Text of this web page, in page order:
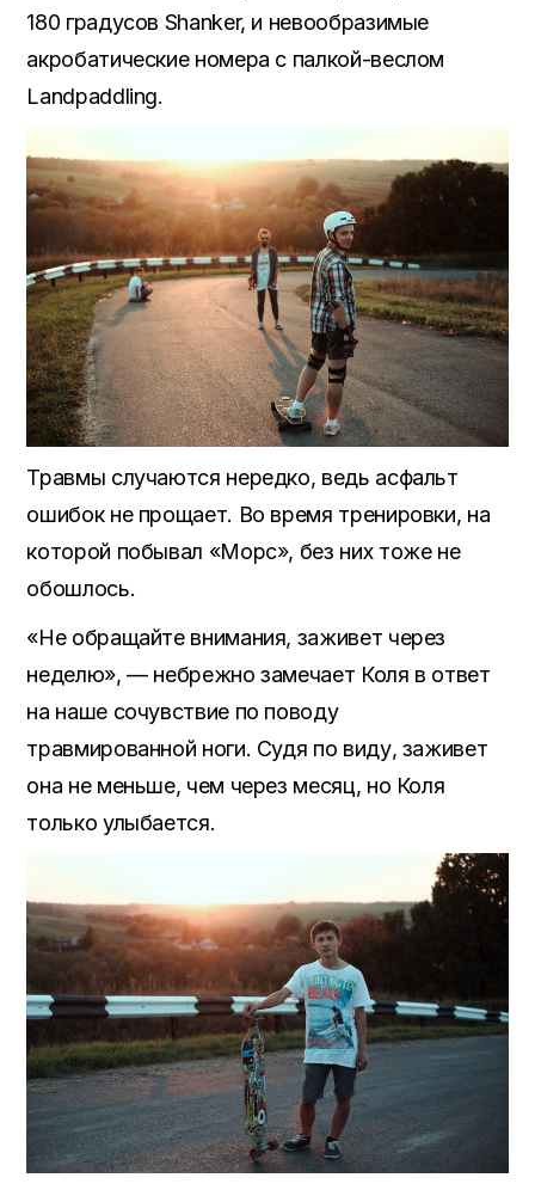
180 градусов Shanker, и невообразимые
акробатические номера с палкой-веслом
Landpaddling.
Травмы случаются нередко, ведь асфальт
ошибок не прощает. Во время тренировки, на
которой побывал «Морс», без них тоже не
обошлось.
«Не обращайте внимания, заживет через
неделю», — небрежно замечает Коля в ответ
на наше сочувствие по поводу
травмированной ноги. Судя по виду, заживет
она не меньше, чем через месяц, но Коля
только улыбается.